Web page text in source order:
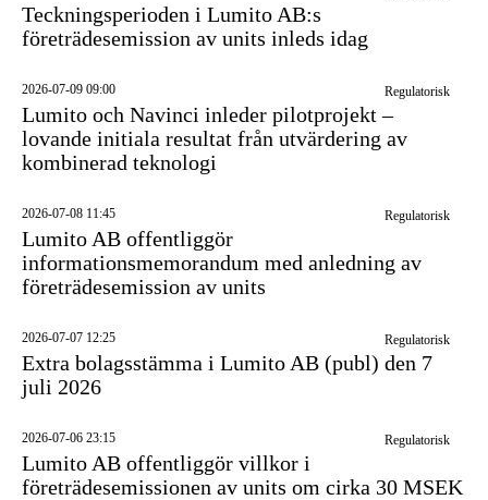
Teckningsperioden i Lumito AB:s
företrädesemission av units inleds idag
2026-07-09 09:00
Lumito och Navinci inleder pilotprojekt –
lovande initiala resultat från utvärdering av
kombinerad teknologi
Regulatorisk
2026-07-08 11:45
Lumito AB offentliggör
informationsmemorandum med anledning av
företrädesemission av units
Regulatorisk
2026-07-07 12:25
Extra bolagsstämma i Lumito AB (publ) den 7
juli 2026
Regulatorisk
2026-07-06 23:15
Lumito AB offentliggör villkor i
företrädesemissionen av units om cirka 30 MSEK
Regulatorisk